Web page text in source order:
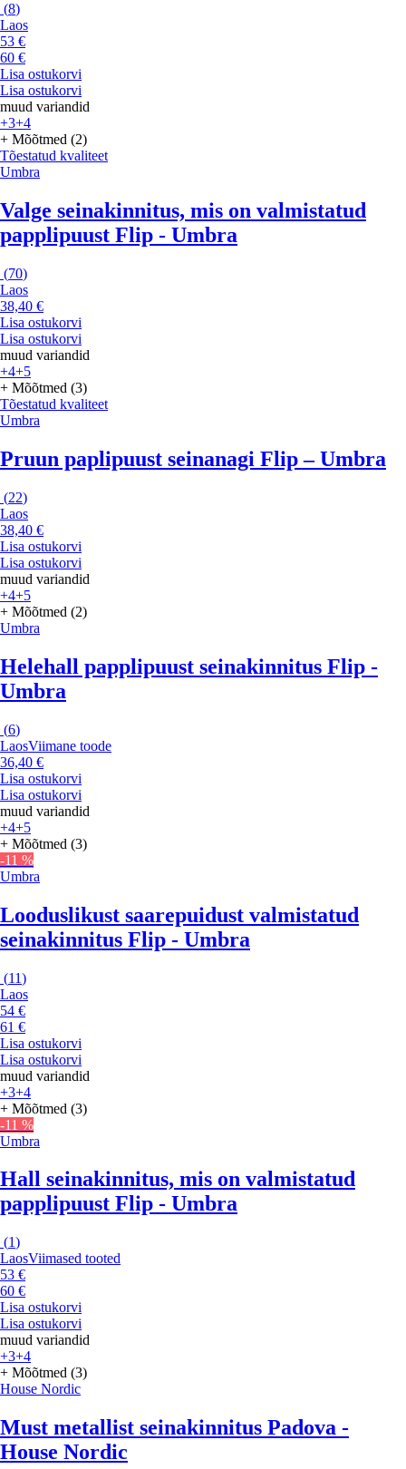
(8)
Laos
53 €
60 €
Lisa ostukorvi
Lisa ostukorvi
muud variandid
+3+4
+ Mõõtmed (2)
Tõestatud kvaliteet
Umbra
Valge seinakinnitus, mis on valmistatud
papplipuust Flip - Umbra
(70)
Laos
38,40 €
Lisa ostukorvi
Lisa ostukorvi
muud variandid
+4+5
+ Mõõtmed (3)
Tõestatud kvaliteet
Umbra
Pruun paplipuust seinanagi Flip – Umbra
(22)
Laos
38,40 €
Lisa ostukorvi
Lisa ostukorvi
muud variandid
+4+5
+ Mõõtmed (2)
Umbra
Helehall papplipuust seinakinnitus Flip -
Umbra
(6)
LaosViimane toode
36,40 €
Lisa ostukorvi
Lisa ostukorvi
muud variandid
+4+5
+ Mõõtmed (3)
-11 %
Umbra
Looduslikust saarepuidust valmistatud
seinakinnitus Flip - Umbra
(11)
Laos
54 €
61 €
Lisa ostukorvi
Lisa ostukorvi
muud variandid
+3+4
+ Mõõtmed (3)
-11 %
Umbra
Hall seinakinnitus, mis on valmistatud
papplipuust Flip - Umbra
(1)
LaosViimased tooted
53 €
60 €
Lisa ostukorvi
Lisa ostukorvi
muud variandid
+3+4
+ Mõõtmed (3)
House Nordic
Must metallist seinakinnitus Padova -
House Nordic